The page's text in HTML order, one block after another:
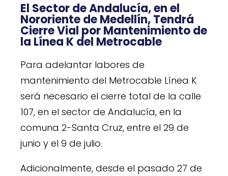
El Sector de Andalucía, en el
Nororiente de Medellín, Tendrá
Cierre Vial por Mantenimiento de
la Línea K del Metrocable
Para adelantar labores de
mantenimiento del Metrocable Línea K
será necesario el cierre total de la calle
107, en el sector de Andalucía, en la
comuna 2-Santa Cruz, entre el 29 de
junio y el 9 de julio.
Adicionalmente, desde el pasado 27 de